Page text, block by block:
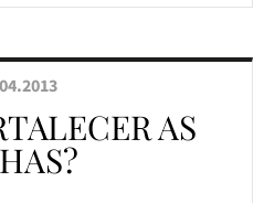
AS